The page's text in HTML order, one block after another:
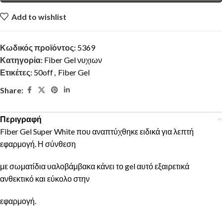
Add to wishlist
Κωδικός προϊόντος: 5369
Κατηγορία: Fiber Gel νυχιων
Ετικέτες: 50off, Fiber Gel
Share:
Περιγραφή
Fiber Gel Super White που αναπτύχθηκε ειδικά για λεπτή
εφαρμογή. Η σύνθεση
με σωματίδια υαλοβάμβακα κάνει το gel αυτό εξαιρετικά
ανθεκτικό και εύκολο στην
εφαρμογή.